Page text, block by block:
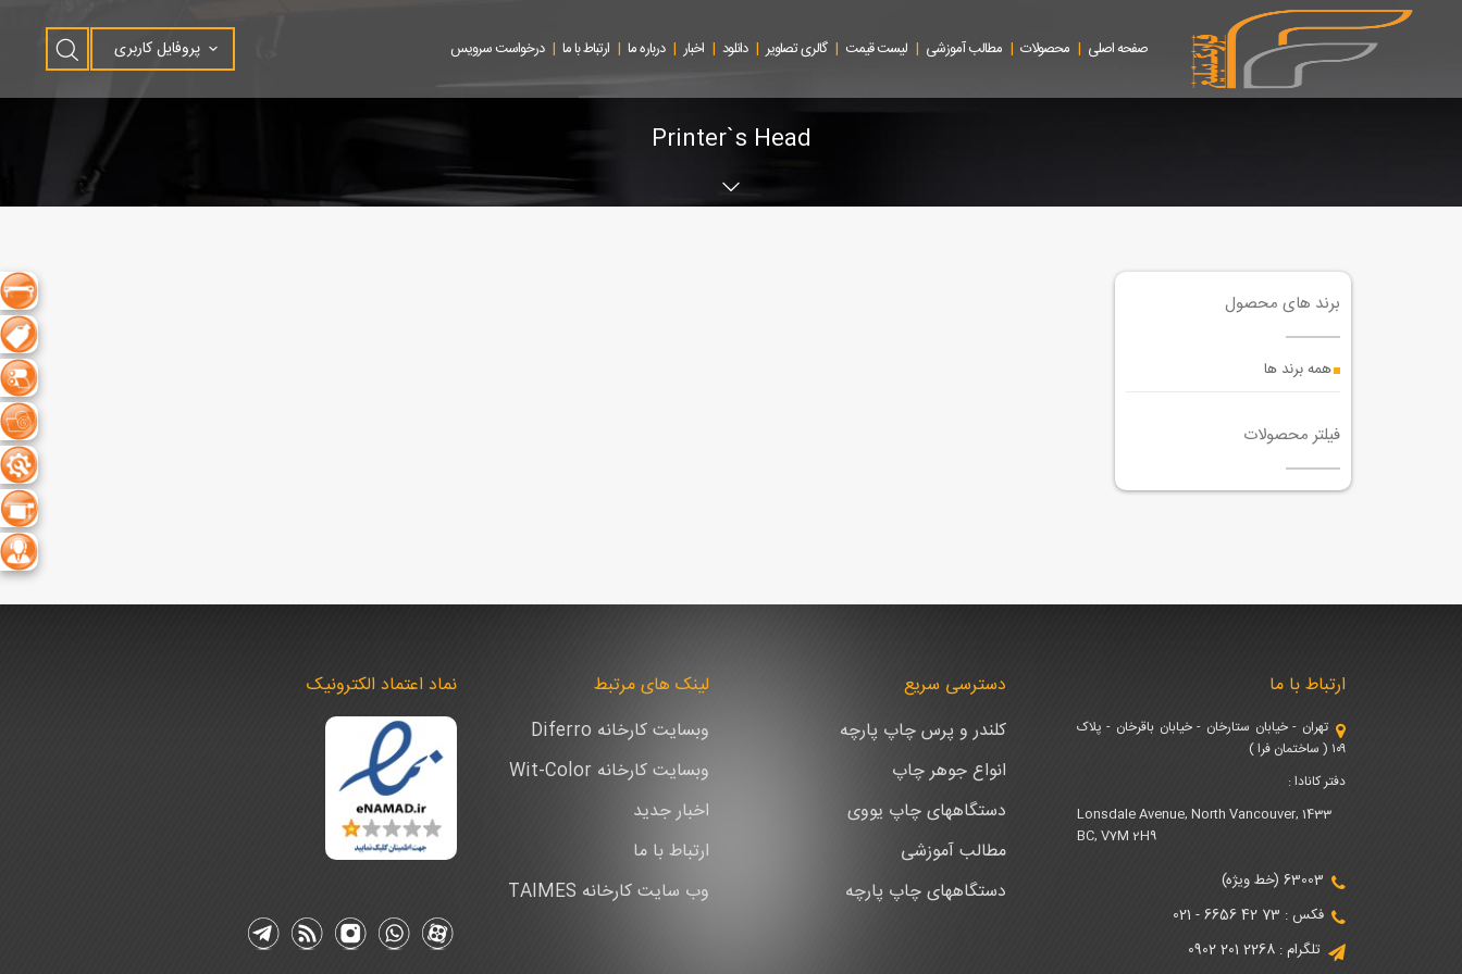
پروفایل کاربری صفحه اصلی | محصولات | مطالب آموزشی | لیست قیمت | گالری تصاویر | دانلود | اخبار | درباره ما | ارتباط با ما | درخواست سرویس
Printer`s Head
برند های محصول
همه برند ها
فیلتر محصولات
ارتباط با ما
تهران - خیابان ستارخان - خیابان باقرخان - پلاک
۱۰۹ ( ساختمان فرا )
دفتر کانادا :
1433 Lonsdale Avenue, North Vancouver,
BC, V7M 2H9
63003 (خط ویژه)
فکس : 73 42 6656 - 021
تلگرام : 2268 201 0902
دسترسی سریع
کلندر و پرس چاپ پارچه
انواع جوهر چاپ
دستگاههای چاپ یووی
مطالب آموزشی
دستگاههای چاپ پارچه
لینک های مرتبط
وبسایت کارخانه Diferro
وبسایت کارخانه Wit-Color
اخبار جدید
ارتباط با ما
وب سایت کارخانه TAIMES
نماد اعتماد الکترونیک